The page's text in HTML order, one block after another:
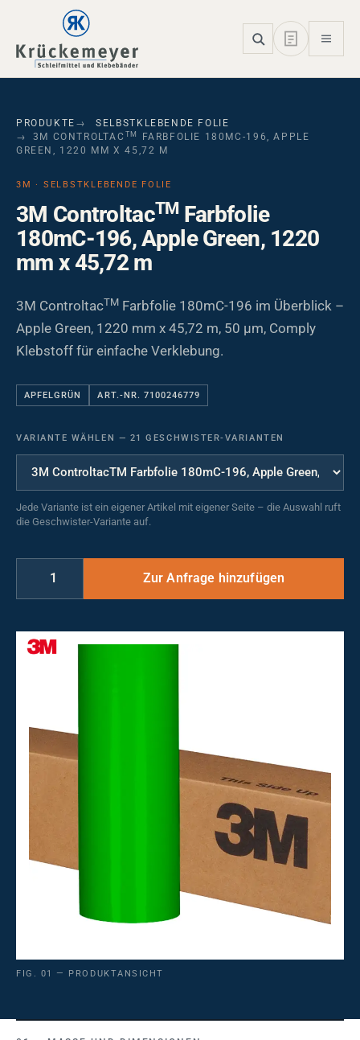
Skip to main navigation
Skip to main content
Skip to page footer
PRODUKTE
SELBSTKLEBENDE FOLIE
3M CONTROLTAC TM
FARBFOLIE 180MC-196, APPLE
GREEN, 1220 MM X 45,72 M
3M · SELBSTKLEBENDE FOLIE
3M ControltacTMFarbfolie
180mC-196, Apple Green, 1220
mm x 45,72 m
3M ControltacTM Farbfolie 180mC-196 im Überblick –
Apple Green, 1220 mm x 45,72 m, 50 µm, Comply
Klebstoff für einfache Verklebung.
APFELGRÜN ART.-NR. 7100246779
VARIANTE WÄHLEN — 21 GESCHWISTER-VARIANTEN
Jede Variante ist ein eigener Artikel mit eigener Seite – die Auswahl ruft
die Geschwister-Variante auf.
FIG. 01 — PRODUKTANSICHT